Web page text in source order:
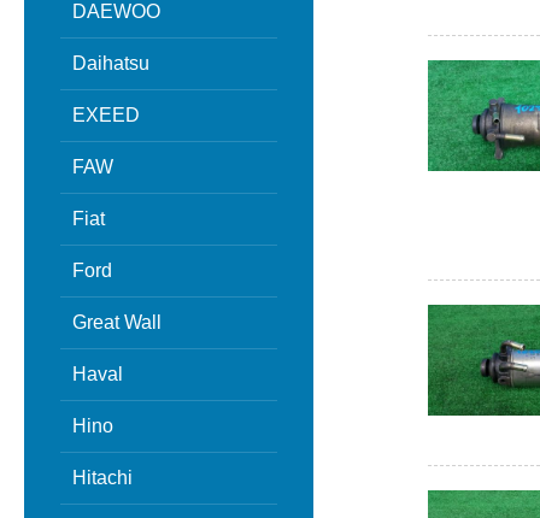
DAEWOO
Daihatsu
EXEED
FAW
Fiat
Ford
Great Wall
Haval
Hino
Hitachi